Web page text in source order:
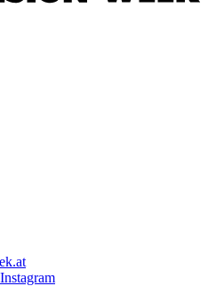
Instagram